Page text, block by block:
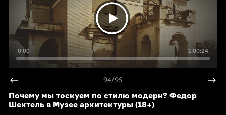
0:00 1:00:24
94/95
Почему мы тоскуем по стилю модерн? Федор
Шехтель в Музее архитектуры (18+)